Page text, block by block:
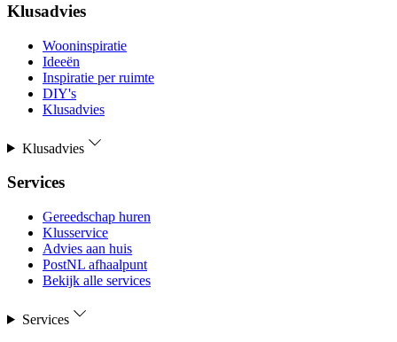
Klusadvies
Wooninspiratie
Ideeën
Inspiratie per ruimte
DIY's
Klusadvies
Klusadvies
Services
Gereedschap huren
Klusservice
Advies aan huis
PostNL afhaalpunt
Bekijk alle services
Services